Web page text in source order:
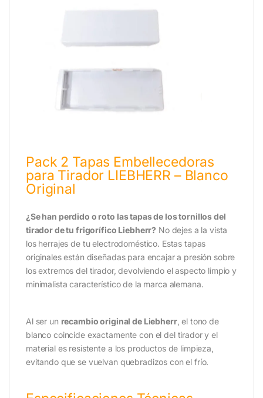
Pack 2 Tapas Embellecedoras
para Tirador LIEBHERR – Blanco
Original
¿Se han perdido o roto las tapas de los tornillos del
tirador de tu frigorífico Liebherr? No dejes a la vista
los herrajes de tu electrodoméstico. Estas tapas
originales están diseñadas para encajar a presión sobre
los extremos del tirador, devolviendo el aspecto limpio y
minimalista característico de la marca alemana.
Al ser un recambio original de Liebherr, el tono de
blanco coincide exactamente con el del tirador y el
material es resistente a los productos de limpieza,
evitando que se vuelvan quebradizos con el frío.